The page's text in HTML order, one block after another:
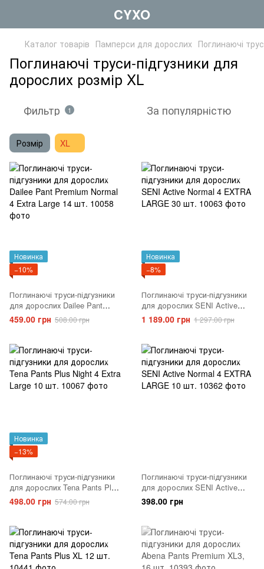
CYXO
Каталог товарів Памперси для дорослих Поглинаючі
Поглинаючі труси-підгузники для
дорослих розмір XL
Фильтр 1 За популярністю
Розмір XL
Новинка
−10%
Поглинаючі труси-підгузники
для дорослих Dailee Pant
Premium Normal 4 Extra Large
14 шт.
459.00 грн 508.00 грн
Новинка
−8%
Поглинаючі труси-підгузники
для дорослих SENI Active
Normal 4 EXTRA LARGE 30 шт.
1 189.00 грн 1 297.00 грн
Новинка
−13%
Поглинаючі труси-підгузники
для дорослих Tena Pants Plus
Night 4 Extra Large 10 шт.
498.00 грн 574.00 грн
Поглинаючі труси-підгузники
для дорослих SENI Active
Normal 4 EXTRA LARGE 10 шт.
398.00 грн